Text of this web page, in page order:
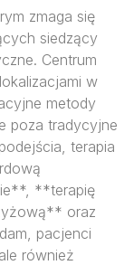
zmaga się
siedzący
Centrum
w
metody
poza tradycyjne
terapia
**terapię
oraz
pacjenci
również